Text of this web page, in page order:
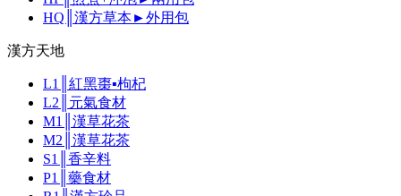
HQ║漢方草本►外用包
漢方天地
L1║紅黑棗▪枸杞
L2║元氣食材
M1║漢草花茶
M2║漢草花茶
S1║香辛料
P1║藥食材